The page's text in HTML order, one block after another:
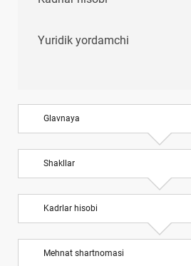
Yuridik yordamchi
Glavnaya
Shakllar
Kadrlar hisobi
Mehnat shartnomasi